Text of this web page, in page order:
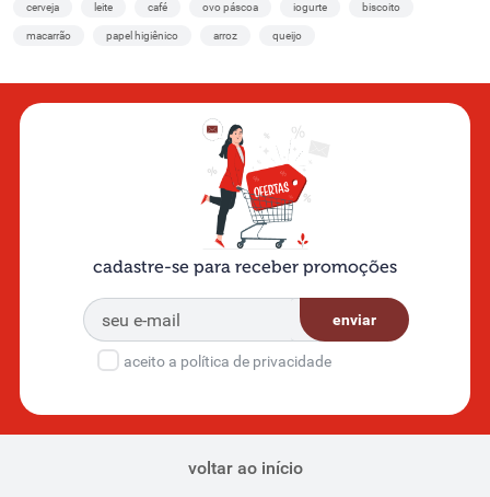
cerveja leite café ovo páscoa iogurte biscoito
macarrão papel higiênico arroz queijo
cadastre-se para receber promoções
enviar
aceito a política de privacidade
voltar ao início